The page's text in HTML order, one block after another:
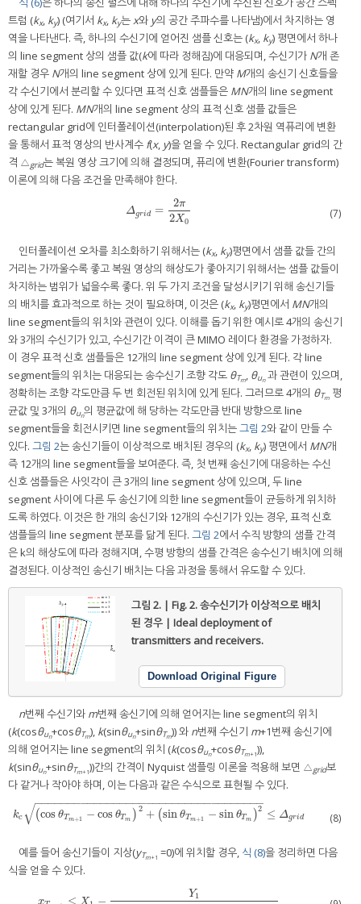
트럼 (kx, ky) (여기서 kx, ky는x와 y의 공간 주파수를 나타냄)에서 차지하는 영
역을 나타낸다. 즉, 하나의 수신기에 얻어진 샘플 신호는 (kx, ky) 평면에서 하나
의 line segment 상의 샘플 값(k에 따라 정해짐)에 대응되며, 수신기가 N개 존
재할 경우 N개의 line segment 상에 있게 된다. 만약 M개의 송신기 신호들을
각 수신기에서 분리할 수 있다면 표적 신호 샘플들은 MN개의 line segment
상에 있게 된다. MN개의 line segment 상의 표적 신호 샘플 값들은
rectangular grid에 인터폴레이션(interpolation)된 후 2차원 역퓨리에 변환
을 통해서 표적 영상의 반사계수 f(x, y)을 얻을 수 있다. Rectangular grid의 간
격 △grid는 복원 영상 크기에 의해 결정되며, 퓨리에 변환(Fourier transform)
이론에 의해 다음 조건을 만족해야 한다.
Δgrid =
2π
2X0
Δgrid =2 π2X0 (7)
인터폴레이션 오차를 최소화하기 위해서는 (kx, ky)평면에서 샘플 값들 간의
거리는 가까울수록 좋고 복원 영상의 해상도가 좋아지기 위해서는 샘플 값들이
차지하는 범위가 넓을수록 좋다. 위 두 가지 조건을 달성시키기 위해 송신기들
의 배치를 효과적으로 하는 것이 필요하며, 이것은 (kx, ky)평면에서 MN개의
line segment들의 위치와 관련이 있다. 이해를 돕기 위한 예시로 4개의 송신기
와 3개의 수신기가 있고, 수신기간 이격이 큰 MIMO 레이다 환경을 가정하자.
이 경우 표적 신호 샘플들은 12개의 line segment 상에 있게 된다. 각 line
segment들의 위치는 대응되는 송수신기 조향 각도 θTm, θun 과 관련이 있으며,
정확히는 조향 각도만큼 두 번 회전된 위치에 있게 된다. 그러므로 4개의 θTm 평
균값 및 3개의 θun의 평균값에 해 당하는 각도만큼 반대 방향으로 line
segment들을 회전시키면 line segment들의 위치는그림 2와 같이 만들 수
있다. 그림 2는 송신기들이 이상적으로 배치된 경우의 (kx, ky) 평면에서 MN개
즉 12개의 line segment들을 보여준다. 즉, 첫 번째 송신기에 대응하는 수신
신호 샘플들은 사잇각이 큰 3개의 line segment 상에 있으며, 두 line
segment 사이에 다른 두 송신기에 의한 line segment들이 균등하게 위치하
도록 하였다. 이것은 한 개의 송신기와 12개의 수신기가 있는 경우, 표적 신호
샘플들의 line segment 분포를 닮게 된다. 그림 2에서 수직 방향의 샘플 간격
은 k의 해상도에 따라 정해지며, 수평 방향의 샘플 간격은 송수신기 배치에 의해
결정된다. 이상적인 송신기 배치는 다음 과정을 통해서 유도할 수 있다.
그림 2. | Fig. 2.송수신기가 이상적으로 배치
된 경우 | Ideal deployment of
transmitters and receivers.
Download Original Figure
n번째 수신기와 m번째 송신기에 의해 얻어지는 line segment의 위치
(k(cosθun+cosθTm), k(sinθun+sinθTm)) 와 n번째 수신기 m+1번째 송신기에
의해 얻어지는 line segment의 위치 (k(cosθun+cosθTm+1)),
k(sinθun+sinθTm+1))간의 간격이 Nyquist 샘플링 이론을 적용해 보면 △grid보
다 같거나 작아야 하며, 이는 다음과 같은 수식으로 표현될 수 있다.
kc (cos θTm+1 − cos θTm ) 2 + (sin θTm+1 − sin θTm )2
− −
−−−−−−−−−−−−−−−−−−−−−−−−−−−−−−−−−
√ ≤ Δgrid
kc(cosθ m +1 −cosθT m) 2+( sinθTm+ 1− sinθTm)2 ≤Δ gri d (8)
예를 들어 송신기들이 지상(yTm+1 =0)에 위치할 경우, 식 (8)을 정리하면 다음
식을 얻을 수 있다.
x ≤ X −
Y1
T m+ 1≤X 1− Y1tan(θTm+arccos(1−π22X02kc2))